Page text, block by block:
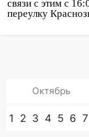
связи с этим с
переулку
Октябрь
1 2 3 4 5 6 7